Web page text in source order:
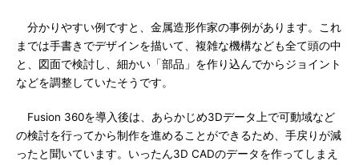
分かりやすい例ですと、金属造形作家の事例があります。これ
までは手書きでデザインを描いて、複雑な機構なども全て頭の中
と、図面で検討し、細かい「部品」を作り込んでからジョイント
などを調整していたそうです。
Fusion 360を導入後は、あらかじめ3Dデータ上で可動域など
の検討を行ってから制作を進めることができるため、手戻りが減
ったと聞いています。いったん3D CADのデータを作ってしまえ